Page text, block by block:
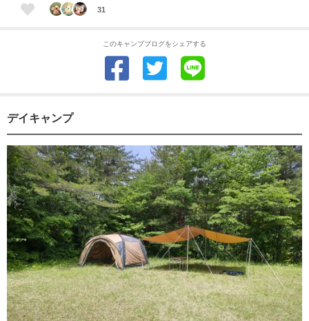
31
このキャンプブログをシェアする
デイキャンプ